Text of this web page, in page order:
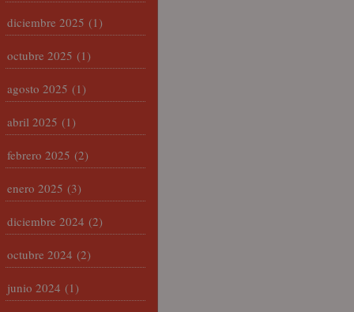
diciembre 2025 (1)
octubre 2025 (1)
agosto 2025 (1)
abril 2025 (1)
febrero 2025 (2)
enero 2025 (3)
diciembre 2024 (2)
octubre 2024 (2)
junio 2024 (1)